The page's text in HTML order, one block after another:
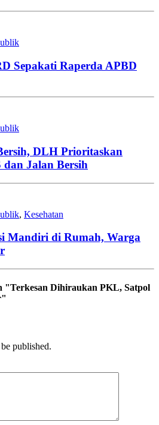
Sepakati Raperda APBD
DLH Prioritaskan
Jalan Bersih
, Kesehatan
Mandiri di Rumah, Warga
"Terkesan Dihiraukan PKL, Satpol
published.